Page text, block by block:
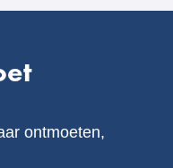
ontmoeten,